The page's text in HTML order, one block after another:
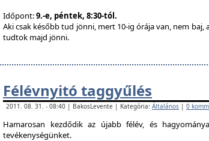
Időpont:9.-e, péntek, 8:30-tól.
Aki csak később tud jönni, mert 10-ig órája van, nem
tudtok majd jönni.
Félévnyitó taggyűlés
2011. 08. 31. - 08:40 | BakosLevente | Kategória: Általános | 0
Hamarosan kezdődik az újabb félév, és
tevékenységünket.